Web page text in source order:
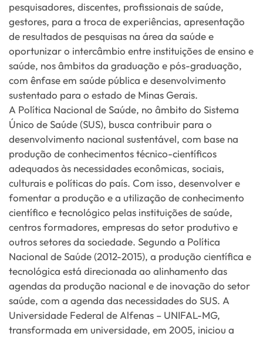
pesquisadores, discentes, profissionais de saúde,
gestores, para a troca de experiências, apresentação
de resultados de pesquisas na área da saúde e
oportunizar o intercâmbio entre instituições de ensino e
saúde, nos âmbitos da graduação e pós-graduação,
com ênfase em saúde pública e desenvolvimento
sustentado para o estado de Minas Gerais.
A Política Nacional de Saúde, no âmbito do Sistema
Único de Saúde (SUS), busca contribuir para o
desenvolvimento nacional sustentável, com base na
produção de conhecimentos técnico-científicos
adequados às necessidades econômicas, sociais,
culturais e políticas do país. Com isso, desenvolver e
fomentar a produção e a utilização de conhecimento
científico e tecnológico pelas instituições de saúde,
centros formadores, empresas do setor produtivo e
outros setores da sociedade. Segundo a Política
Nacional de Saúde (2012-2015), a produção científica e
tecnológica está direcionada ao alinhamento das
agendas da produção nacional e de inovação do setor
saúde, com a agenda das necessidades do SUS. A
Universidade Federal de Alfenas – UNIFAL-MG,
transformada em universidade, em 2005, iniciou a